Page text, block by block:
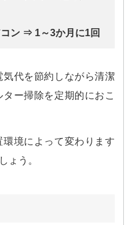
ン ⇒ 1～3か月に1回
代を節約しながら清潔
ー掃除を定期的におこ
境によって変わります
ょう。